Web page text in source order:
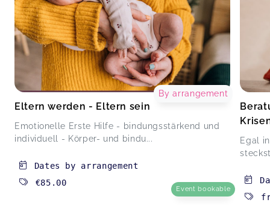
Eltern werden - Eltern sein
Emotionelle Erste Hilfe - bindungsstärkend und
individuell - Körper- und bindu...
By arrangement
Dates by arrangement
€85.00
Event bookable
Egal